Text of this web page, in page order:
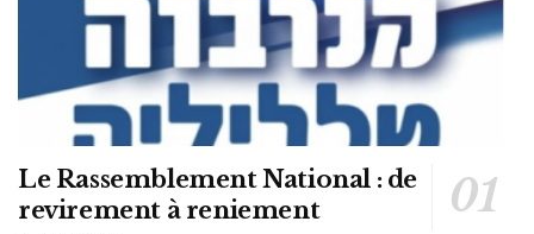
Le Rassemblement National : de
revirement à reniement